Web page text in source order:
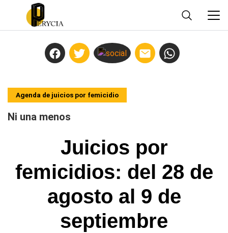
Agenda de juicios por femicidio
Ni una menos
Juicios por
femicidios: del 28 de
agosto al 9 de
septiembre